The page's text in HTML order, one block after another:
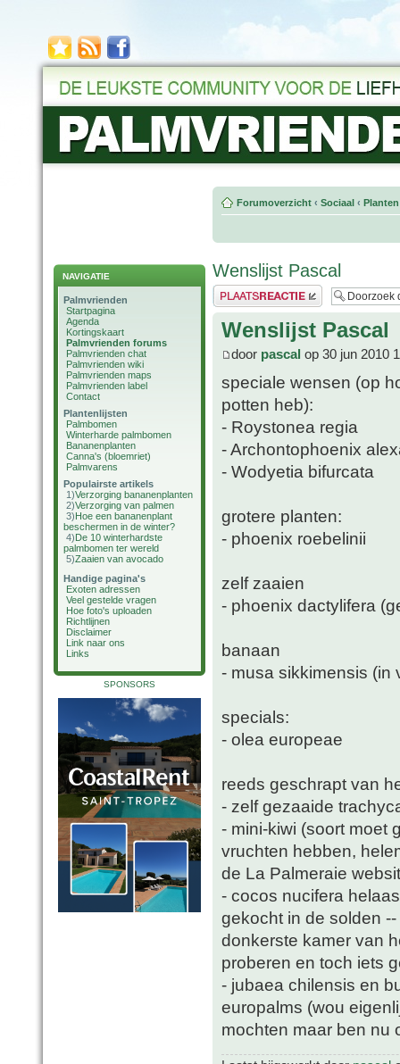
NAVIGATIE
Palmvrienden
Startpagina
Agenda
Kortingskaart
Palmvrienden forums
Palmvrienden chat
Palmvrienden wiki
Palmvrienden maps
Palmvrienden label
Contact
Plantenlijsten
Palmbomen
Winterharde palmbomen
Bananenplanten
Canna's (bloemriet)
Palmvarens
Populairste artikels
1)Verzorging bananenplanten
2)Verzorging van palmen
3)Hoe een bananenplant
beschermen in de winter?
4)De 10 winterhardste
palmbomen ter wereld
5)Zaaien van avocado
Handige pagina's
Exoten adressen
Veel gestelde vragen
Hoe foto's uploaden
Richtlijnen
Disclaimer
Link naar ons
Links
SPONSORS
Forumoverzicht ‹ Sociaal ‹
Wenslijst Pascal
Plaats een reactie
Wenslijst Pascal
door pascal op 30 jun 2010
speciale wensen (op
potten heb):
- Roystonea regia
- Archontophoenix
- Wodyetia bifurcata
grotere planten:
- phoenix roebelinii
zelf zaaien
- phoenix dactylifera
banaan
- musa sikkimensis (in
specials:
- olea europeae
reeds geschrapt van
- zelf gezaaide
- mini-kiwi (soort moet
vruchten hebben,
de La Palmeraie
- cocos nucifera
gekocht in de solden
donkerste kamer van
proberen en toch iets
- jubaea chilensis en
europalms (wou
mochten maar ben nu